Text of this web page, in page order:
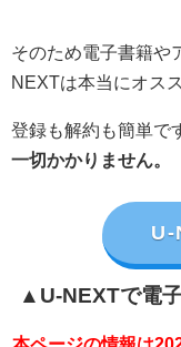
そのため電子書籍や
NEXTは本当にオス
登録も解約も簡単で
一切かかりません。
U-
▲U-NEXTで電
本ページの情報は